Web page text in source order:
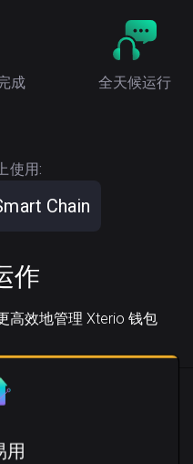
成 全天候运行
使用:
Chain
作
高效地管理 Xterio 钱包
用